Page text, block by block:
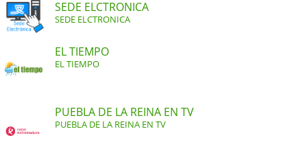
SEDE ELCTRONICA
SEDE ELCTRONICA
EL TIEMPO
EL TIEMPO
PUEBLA DE LA REINA EN TV
PUEBLA DE LA REINA EN TV